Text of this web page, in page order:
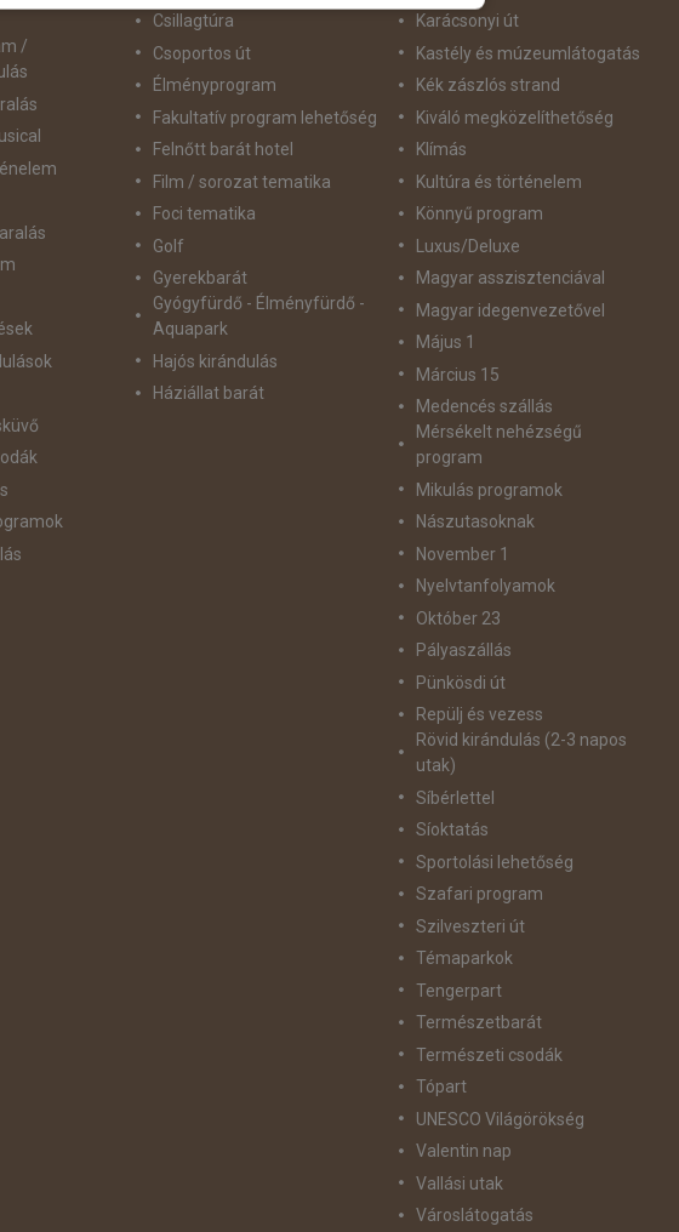
/
Csillagtúra
Csoportos út
Élményprogram
Fakultatív program lehetőség
Felnőtt barát hotel
Film / sorozat tematika
Foci tematika
Golf
Gyerekbarát
Gyógyfürdő - Élményfürdő -
Aquapark
Hajós kirándulás
Háziállat barát
Karácsonyi út
Kastély és múzeumlátogatás
Kék zászlós strand
Kiváló megközelíthetőség
Klímás
Kultúra és történelem
Könnyű program
Luxus/Deluxe
Magyar asszisztenciával
Magyar idegenvezetővel
Május 1
Március 15
Medencés szállás
Mérsékelt nehézségű
program
Mikulás programok
Nászutasoknak
November 1
Nyelvtanfolyamok
Október 23
Pályaszállás
Pünkösdi út
Repülj és vezess
Rövid kirándulás (2-3 napos
utak)
Síbérlettel
Síoktatás
Sportolási lehetőség
Szafari program
Szilveszteri út
Témaparkok
Tengerpart
Természetbarát
Természeti csodák
Tópart
UNESCO Világörökség
Valentin nap
Vallási utak
Városlátogatás